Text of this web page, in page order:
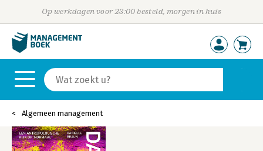
Op werkdagen voor 23:00 besteld, morgen in huis
Algemeen management